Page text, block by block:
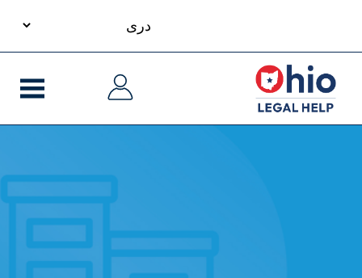
content
language
پیمایدنۀ
اصلی
پیمایدنۀ
اصلی